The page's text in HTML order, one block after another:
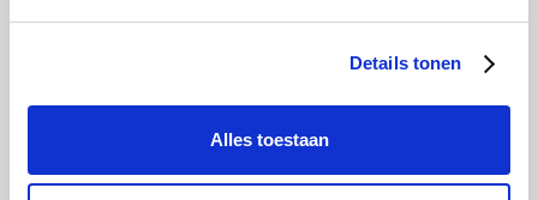
Details tonen
Alles toestaan
Shein Bergfreunde Pazzox Smartwatchbanden